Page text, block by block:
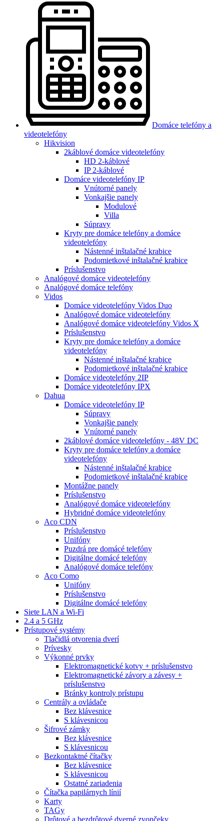
Domáce telefóny a
videotelefóny
Hikvision
2káblové domáce videotelefóny
HD 2-káblové
IP 2-káblové
Domáce videotelefóny IP
Vnútorné panely
Vonkajšie panely
Modulové
Villa
Súpravy
Kryty pre domáce telefóny a domáce
videotelefóny
Nástenné inštalačné krabice
Podomietkové inštalačné krabice
Príslušenstvo
Analógové domáce videotelefóny
Analógové domáce telefóny
Vidos
Domáce videotelefóny Vidos Duo
Analógové domáce videotelefóny
Analógové domáce videotelefóny Vidos X
Príslušenstvo
Kryty pre domáce telefóny a domáce
videotelefóny
Nástenné inštalačné krabice
Podomietkové inštalačné krabice
Domáce videotelefóny 2IP
Domáce videotelefóny IPX
Dahua
Domáce videotelefóny IP
Súpravy
Vonkajšie panely
Vnútorné panely
2káblové domáce videotelefóny - 48V DC
Kryty pre domáce telefóny a domáce
videotelefóny
Nástenné inštalačné krabice
Podomietkové inštalačné krabice
Montážne panely
Príslušenstvo
Analógové domáce videotelefóny
Hybridné domáce videotelefóny
Aco CDN
Príslušenstvo
Unifóny
Puzdrá pre domácé telefóny
Digitálne domácé telefóny
Analógové domáce telefóny
Aco Como
Unifóny
Príslušenstvo
Digitálne domácé telefóny
Siete LAN a Wi-Fi
2.4 a 5 GHz
Prístupové systémy
Tlačidlá otvorenia dverí
Prívesky
Výkonné prvky
Elektromagnetické kotvy + príslušenstvo
Elektromagnetické závory a závesy +
príslušenstvo
Bránky kontroly prístupu
Centrály a ovládače
Bez klávesnice
S klávesnicou
Šifrové zámky
Bez klávesnice
S klávesnicou
Bezkontaktné čítačky
Bez klávesnice
S klávesnicou
Ostatné zariadenia
Čítačka papilárnych línií
Karty
TAGy